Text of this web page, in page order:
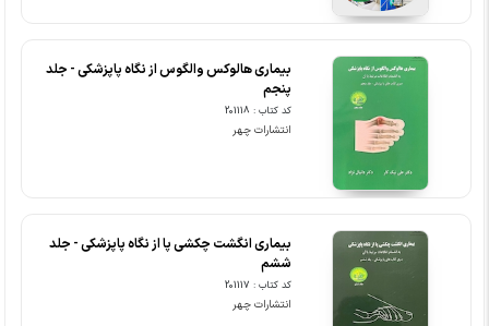
بیماری هالوکس والگوس از نگاه پاپزشکی - جلد
پنجم
کد کتاب : 201118
انتشارات چهر
بیماری انگشت چکشی پا از نگاه پاپزشکی - جلد
ششم
کد کتاب : 201117
انتشارات چهر